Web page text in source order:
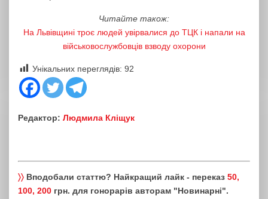
Читайте також:
На Львівщині троє людей увірвалися до ТЦК і напали на
військовослужбовців взводу охорони
Унікальних переглядів: 92
Редактор: Людмила Кліщук
〉〉 Вподобали статтю? Найкращий лайк - переказ 50,
100, 200 грн. для гонорарів авторам "Новинарні".